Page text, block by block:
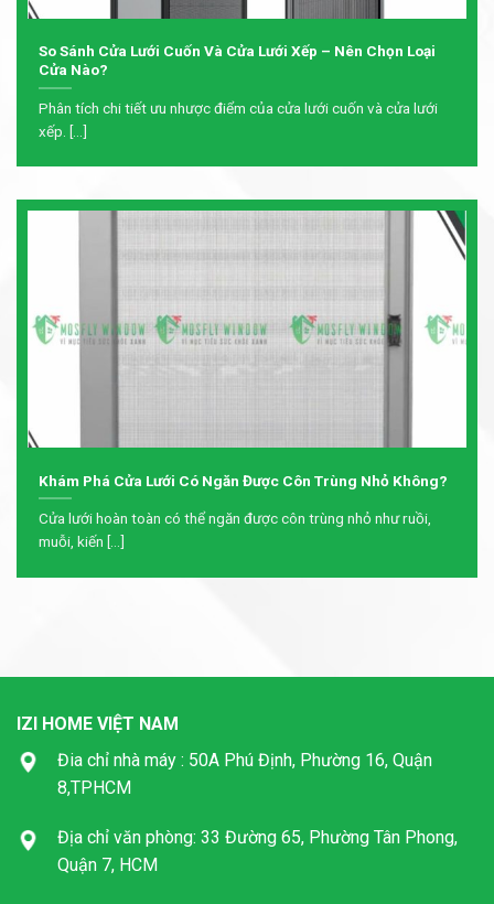
So Sánh Cửa Lưới Cuốn Và Cửa Lưới Xếp – Nên Chọn Loại
Cửa Nào?
Phân tích chi tiết ưu nhược điểm của cửa lưới cuốn và cửa lưới
xếp. [...]
Khám Phá Cửa Lưới Có Ngăn Được Côn Trùng Nhỏ Không?
Cửa lưới hoàn toàn có thể ngăn được côn trùng nhỏ như ruồi,
muỗi, kiến [...]
IZI HOME VIỆT NAM
Đia chỉ nhà máy : 50A Phú Định, Phường 16, Quận
8,TPHCM
Địa chỉ văn phòng: 33 Đường 65, Phường Tân Phong,
Quận 7, HCM